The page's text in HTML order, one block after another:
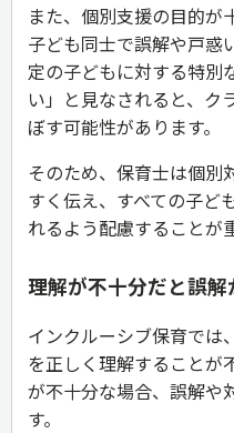
また、個別支援の目的が
子ども同士で誤解や戸惑
定の子どもに対する特別
い」と見なされると、ク
ぼす可能性があります。
そのため、保育士は個別
すく伝え、すべての子ど
れるよう配慮することが
理解が不十分だと誤
インクルーシブ保育では
を正しく理解することが
が不十分な場合、誤解や
す。